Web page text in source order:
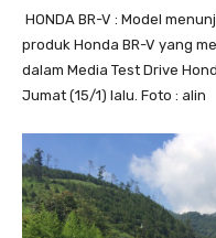
HONDA BR-V : Model
produk Honda BR-V yang
dalam Media Test Drive
Jumat (15/1) lalu. Foto : alin